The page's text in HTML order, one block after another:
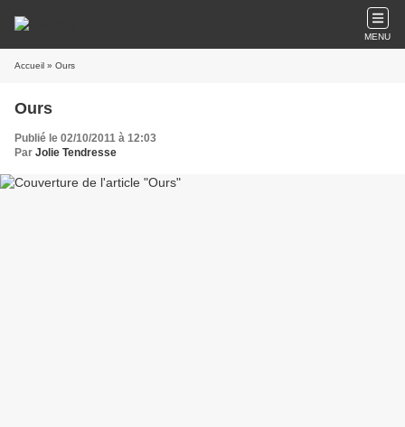
MENU
Accueil » Ours
Ours
Publié le 02/10/2011 à 12:03
Par Jolie Tendresse